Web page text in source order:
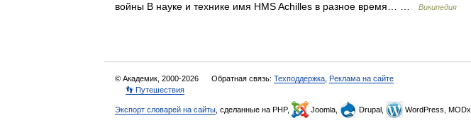
войны В науке и технике имя HMS Achilles в разное время… …
Википедия
© Академик, 2000-2026 Обратная связь: Техподдержка Реклама на сайте
👣 Путешествия
Экспорт словарей на сайты , сделанные на PHP, Joomla, Drupal, WordPress, MODx.